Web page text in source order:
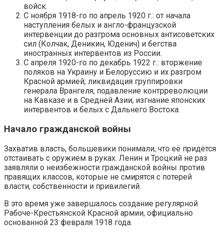
войск.
С ноября 1918-го по апрель 1920 г.: от начала
наступления белых и англо-французской
интервенции до разгрома основных антисоветских
сил (Колчак, Деникин, Юденич) и бегства
иностранных интервентов из России.
С апреля 1920-го по декабрь 1922 г.: вторжение
поляков на Украину и Белоруссию и их разгром
Красной армией; ликвидация группировки
генерала Врангеля; подавление контрреволюции
на Кавказе и в Средней Азии; изгнание японских
интервентов и белых с Дальнего Востока.
Начало гражданской войны
Захватив власть, большевики понимали, что её придётся
отстаивать с оружием в руках. Ленин и Троцкий не раз
заявляли о неизбежности гражданской войны против
правящих классов, которые не смирятся с потерей
власти, собственности и привилегий.
В это время уже завершалось создание регулярной
Рабоче-Крестьянской Красной армии, официально
основанной 23 февраля 1918 года.